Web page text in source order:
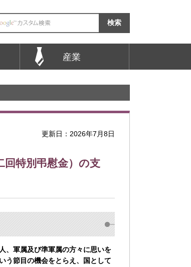
産業
更新日：2026年7月8日
回特別弔慰金）の支
、軍属及び準軍属の方々に思いを
う節目の機会をとらえ、国として